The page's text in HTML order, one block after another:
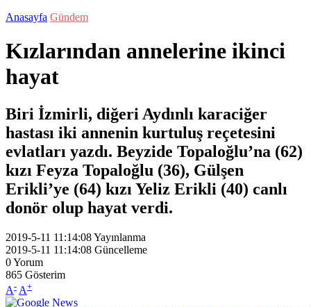
Anasayfa Gündem
Kızlarından annelerine ikinci
hayat
Biri İzmirli, diğeri Aydınlı karaciğer
hastası iki annenin kurtuluş reçetesini
evlatları yazdı. Beyzide Topaloğlu’na (62)
kızı Feyza Topaloğlu (36), Gülşen
Erikli’ye (64) kızı Yeliz Erikli (40) canlı
donör olup hayat verdi.
2019-5-11 11:14:08Yayınlanma
2019-5-11 11:14:08 Güncelleme
0Yorum
865 Gösterim
A- A+